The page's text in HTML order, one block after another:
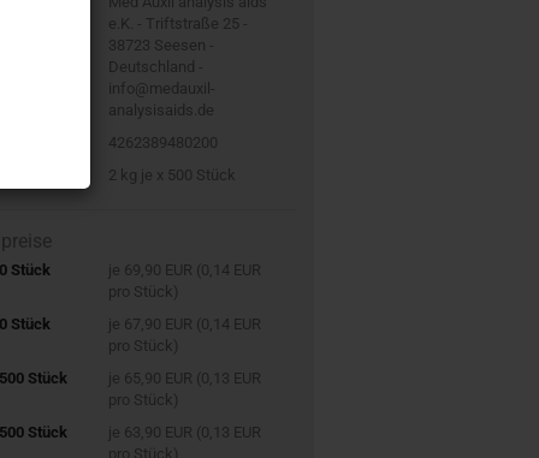
e.K. - Triftstraße 25 -
38723 Seesen -
Deutschland -
info@medauxil-
analysisaids.de
4262389480200
2 kg je x 500 Stück
Stück
je 69,90 EUR (0,14 EUR
pro Stück)
Stück
je 67,90 EUR (0,14 EUR
pro Stück)
Stück
je 65,90 EUR (0,13 EUR
pro Stück)
Stück
je 63,90 EUR (0,13 EUR
pro Stück)